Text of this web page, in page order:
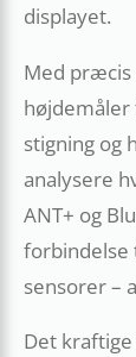
displayet.
Med præcis
højdemåler
stigning og
analysere
ANT+ og
forbindelse
sensorer –
Det